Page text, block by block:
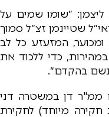
ליצמן: ״שומו שמים על
שטיינמן זצ״ל סמוך
המזעזע כל לב
כדי ללכוד את
בהקדם״.
ממ"ר דן במשטרה דני
מיוחד) לחקירת